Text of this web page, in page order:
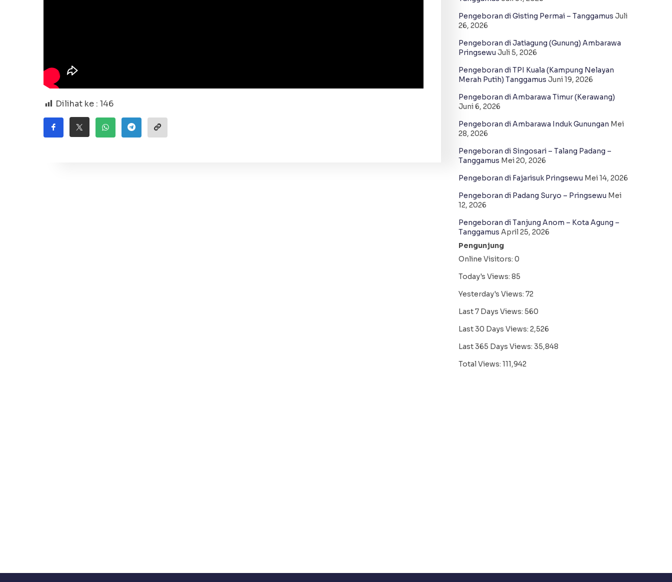
Dilihat ke : 146
Pengeboran di Gisting Permai – Tanggamus Juli
26, 2026
Pengeboran di Jatiagung (Gunung) Ambarawa
Pringsewu Juli 5, 2026
Pengeboran di TPI Kuala (Kampung Nelayan
Merah Putih) Tanggamus Juni 19, 2026
Pengeboran di Ambarawa Timur (Kerawang)
Juni 6, 2026
Pengeboran di Ambarawa Induk Gunungan Mei
28, 2026
Pengeboran di Singosari – Talang Padang –
Tanggamus Mei 20, 2026
Pengeboran di Fajarisuk Pringsewu Mei 14, 2026
Pengeboran di Padang Suryo – Pringsewu Mei
12, 2026
Pengeboran di Tanjung Anom – Kota Agung –
Tanggamus April 25, 2026
Pengunjung
Online Visitors: 0
Today's Views: 85
Yesterday's Views: 72
Last 7 Days Views: 560
Last 30 Days Views: 2,526
Last 365 Days Views: 35,848
Total Views: 111,942